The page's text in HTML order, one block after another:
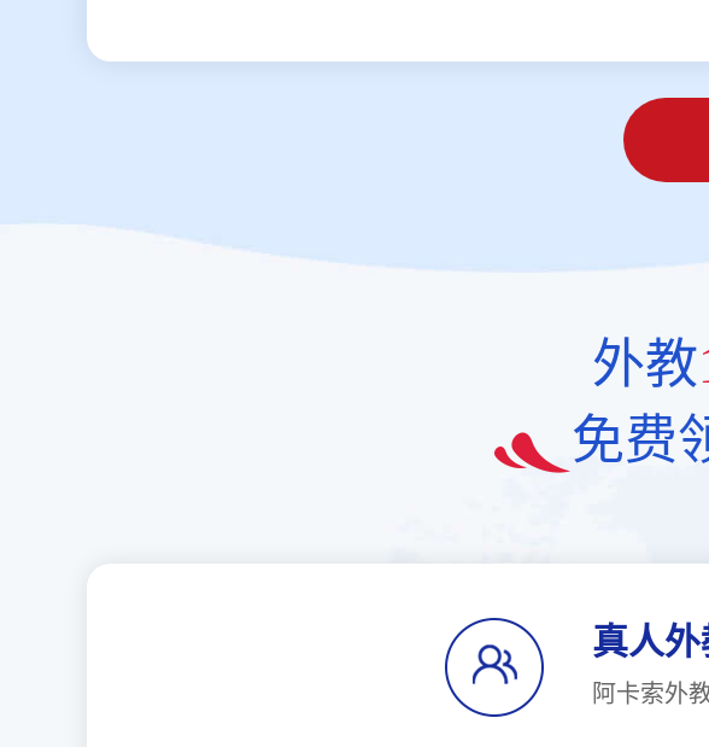
外教
免费
真人外
阿卡索外